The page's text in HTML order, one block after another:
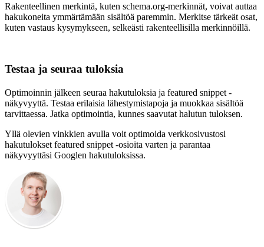
Rakenteellinen merkintä, kuten schema.org-merkinnät, voivat auttaa
hakukoneita ymmärtämään sisältöä paremmin. Merkitse tärkeät osat,
kuten vastaus kysymykseen, selkeästi rakenteellisilla merkinnöillä.
Testaa ja seuraa tuloksia
Optimoinnin jälkeen seuraa hakutuloksia ja featured snippet -
näkyvyyttä. Testaa erilaisia lähestymistapoja ja muokkaa sisältöä
tarvittaessa. Jatka optimointia, kunnes saavutat halutun tuloksen.
Yllä olevien vinkkien avulla voit optimoida verkkosivustosi
hakutulokset featured snippet -osioita varten ja parantaa
näkyvyyttäsi Googlen hakutuloksissa.